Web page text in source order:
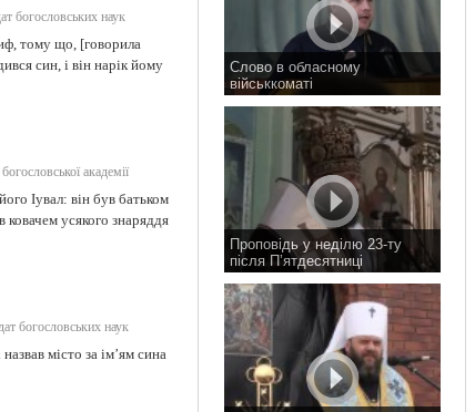
богословських наук
тому що, [говорила
син, і він нарік йому
академії
Іувал: він був батьком
ковачем усякого знаряддя
богословських наук
місто за ім’ям сина
Слово в обласному
військкоматі
Проповідь у неділю 23-ту
після П’ятдесятниці